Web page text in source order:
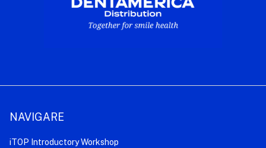
NAVIGARE
iTOP Introductory Workshop